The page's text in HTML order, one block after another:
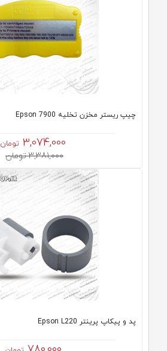
چیپ ریستر مخزن تخلیه Epson 7900
3,074,000 تومان
3,381,000 تومان
پد و پیکاپ پرینتر Epson L220